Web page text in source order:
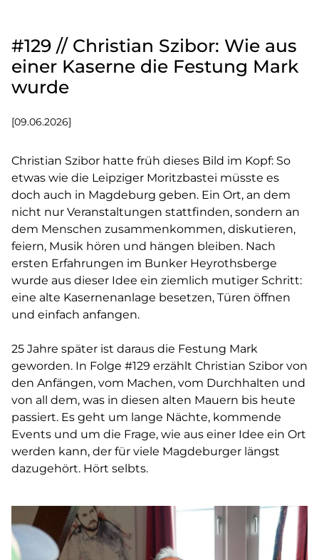
#129 // Christian Szibor: Wie aus
einer Kaserne die Festung Mark
wurde
[09.06.2026]
Christian Szibor hatte früh dieses Bild im Kopf: So
etwas wie die Leipziger Moritzbastei müsste es
doch auch in Magdeburg geben. Ein Ort, an dem
nicht nur Veranstaltungen stattfinden, sondern an
dem Menschen zusammenkommen, diskutieren,
feiern, Musik hören und hängen bleiben. Nach
ersten Erfahrungen im Bunker Heyrothsberge
wurde aus dieser Idee ein ziemlich mutiger Schritt:
eine alte Kasernenanlage besetzen, Türen öffnen
und einfach anfangen.
25 Jahre später ist daraus die Festung Mark
geworden. In Folge #129 erzählt Christian Szibor von
den Anfängen, vom Machen, vom Durchhalten und
von all dem, was in diesen alten Mauern bis heute
passiert. Es geht um lange Nächte, kommende
Events und um die Frage, wie aus einer Idee ein Ort
werden kann, der für viele Magdeburger längst
dazugehört. Hört selbts.